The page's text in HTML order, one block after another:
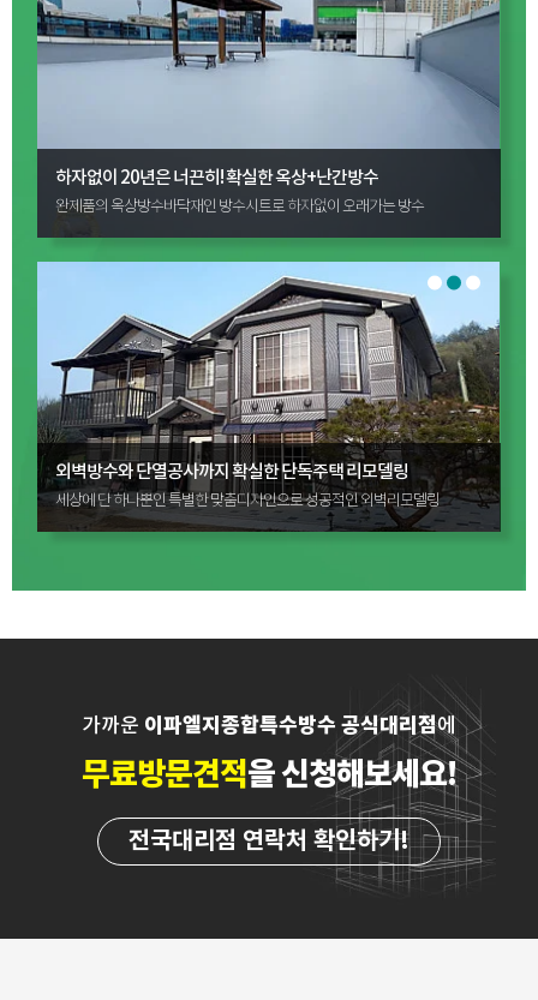
하자,누수 걱정 그만! 옥상되살리기 완벽시트방수
반복된 옥상누수,방수하자는 방수전문회사 이파엘지에게 맡기세요!
건물의 특색을 살린 세상에 단 하나뿐인 외벽리모델링
국내 유일 인형극 전용극장 외벽리모델링 이야기
가까운 이파엘지종합특수방수 공식대리점에
무료방문견적을 신청해보세요!
전국대리점 연락처 확인하기!